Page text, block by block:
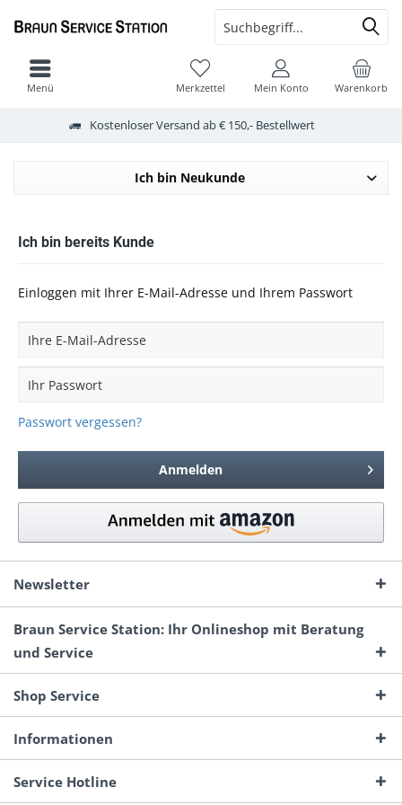
Kostenloser Versand ab € 150,- Bestellwert
Warenkorb
Merkzettel Mein Konto
Menü
Ich bin Neukunde
Ich bin bereits Kunde
Einloggen mit Ihrer E-Mail-Adresse und Ihrem Passwort
Passwort vergessen?
Anmelden
Newsletter
Braun Service Station: Ihr Onlineshop mit Beratung
und Service
Shop Service
Informationen
Service Hotline